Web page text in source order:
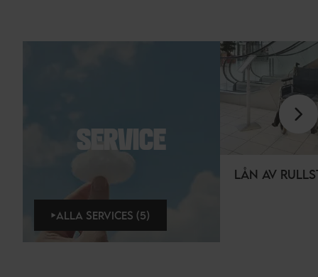
SERVICE
ALLA SERVICES (5)
LÅN AV